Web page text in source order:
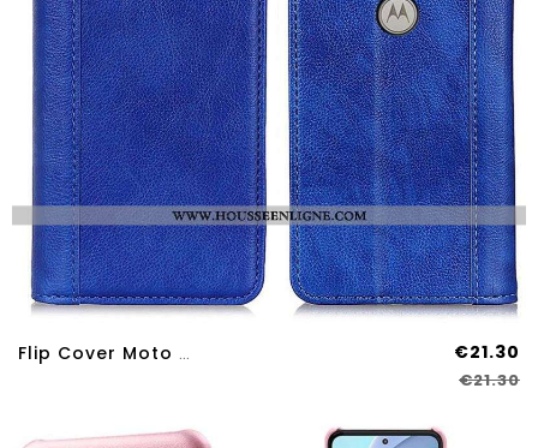
Flip Cover Moto G51 5G Cuir Litchi Fendu Élégance €21.30
€21.30